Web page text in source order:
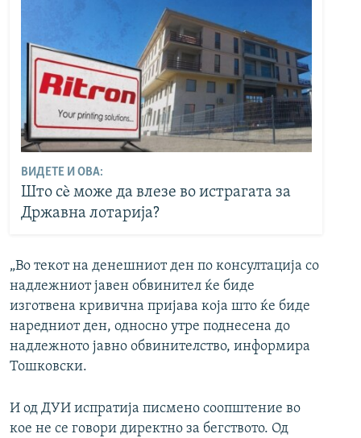
ВИДЕТЕ И ОВА:
Што сè може да влезе во истрагата за
Државна лотарија?
„Во текот на денешниот ден по консултација со
надлежниот јавен обвинител ќе биде
изготвена кривична пријава која што ќе биде
наредниот ден, односно утре поднесена до
надлежното јавно обвинителство, информира
Тошковски.
И од ДУИ испратија писмено соопштение во
кое не се говори директно за бегството. Од